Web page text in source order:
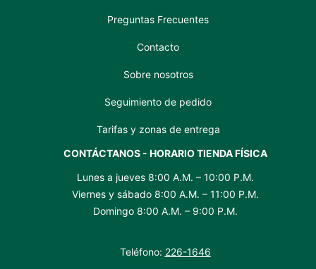
Preguntas Frecuentes
Contacto
Sobre nosotros
Seguimiento de pedido
Tarifas y zonas de entrega
CONTÁCTANOS - HORARIO TIENDA FÍSICA
Lunes a jueves 8:00 A.M. – 10:00 P.M.
Viernes y sábado 8:00 A.M. – 11:00 P.M.
Domingo 8:00 A.M. – 9:00 P.M.
Teléfono: 226-1646